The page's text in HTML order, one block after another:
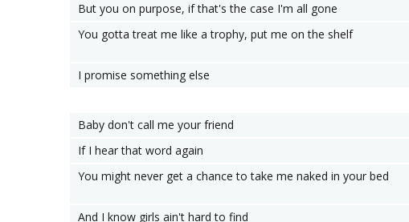
But you on purpose, if that's the case I'm all gone
You gotta treat me like a trophy, put me on the shelf
I promise something else
Baby don't call me your friend
If I hear that word again
You might never get a chance to take me naked in your bed
And I know girls ain't hard to find